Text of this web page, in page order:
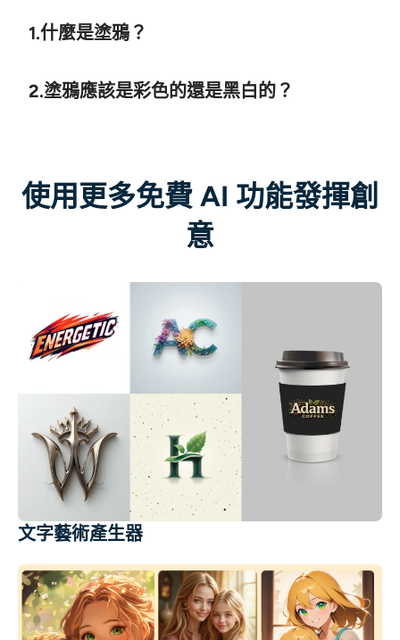
1.什麼是塗鴉？
2.塗鴉應該是彩色的還是黑白的？
使用更多免費 AI 功能發揮創
意
文字藝術產生器